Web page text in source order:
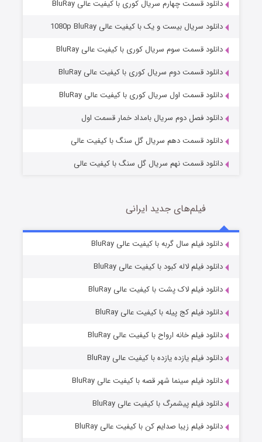
وستی ها
قسمت1 (زیرنویس) منتشر شد
قسمت6 (زیرنویس) منتشر شد
دانلود قسمت چهارم سریال کوری با کیفیت عالی BluRay
دانلود سریال بیست و یک با کیفیت عالی 1080p BluRay
دانلود قسمت سوم سریال کوری با کیفیت عالی BluRay
دانلود قسمت دوم سریال کوری با کیفیت عالی BluRay
دانلود قسمت اول سریال کوری با کیفیت عالی BluRay
دانلود فصل دوم سریال بامداد خمار قسمت اول
دانلود قسمت دهم سریال گل سنگ با کیفیت عالی
دانلود قسمت نهم سریال گل سنگ با کیفیت عالی
فیلم‌های جدید ایرانی
دانلود فیلم سال گربه با کیفیت عالی BluRay
دانلود فیلم لاله کبود با کیفیت عالی BluRay
دانلود فیلم لاک پشت با کیفیت عالی BluRay
دانلود فیلم کج‌ پیله با کیفیت عالی BluRay
دانلود فیلم خانه ارواح با کیفیت عالی BluRay
دانلود فیلم یازده یازده با کیفیت عالی BluRay
دانلود فیلم سینما شهر قصه با کیفیت عالی BluRay
دانلود فیلم پیشمرگ با کیفیت عالی BluRay
دانلود فیلم زیبا صدایم کن با کیفیت عالی BluRay